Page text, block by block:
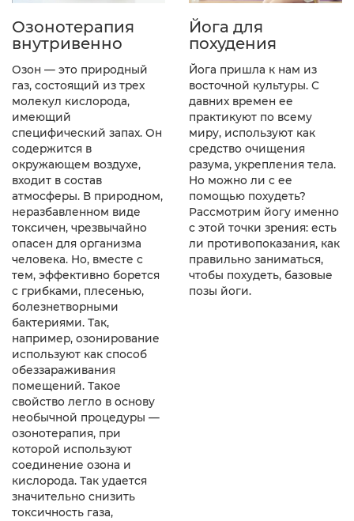
Озонотерапия
внутривенно
Озон — это природный
газ, состоящий из трех
молекул кислорода,
имеющий
специфический запах. Он
содержится в
окружающем воздухе,
входит в состав
атмосферы. В природном,
неразбавленном виде
токсичен, чрезвычайно
опасен для организма
человека. Но, вместе с
тем, эффективно борется
с грибками, плесенью,
болезнетворными
бактериями. Так,
например, озонирование
используют как способ
обеззараживания
помещений. Такое
свойство легло в основу
необычной процедуры —
озонотерапия, при
которой используют
соединение озона и
кислорода. Так удается
значительно снизить
токсичность газа,
Йога для
похудения
Йога пришла к нам из
восточной культуры. С
давних времен ее
практикуют по всему
миру, используют как
средство очищения
разума, укрепления тела.
Но можно ли с ее
помощью похудеть?
Рассмотрим йогу именно
с этой точки зрения: есть
ли противопоказания, как
правильно заниматься,
чтобы похудеть, базовые
позы йоги.